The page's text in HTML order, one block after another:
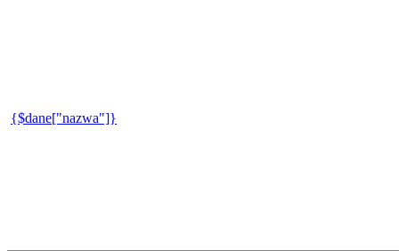
{$dane["nazwa"]}